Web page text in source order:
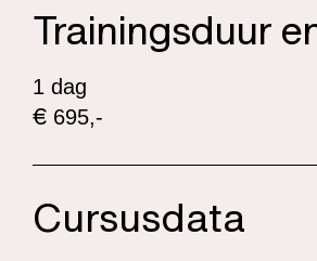
Trainingsduur
1 dag
€ 695,-
Cursusdata